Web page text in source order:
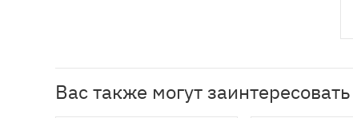
Вас также могут заинтересовать